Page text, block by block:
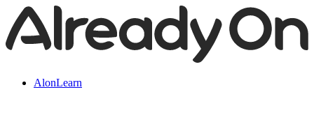
AlonLearn